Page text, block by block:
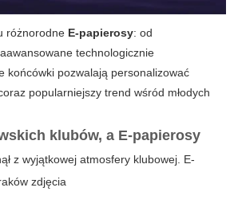
różnorodne E-papierosy: od
technologicznie
końcówki pozwalają personalizować
popularniejszy trend wśród młodych
klubów, a E-papierosy
z wyjątkowej atmosfery klubowej. E-
zdjęcia